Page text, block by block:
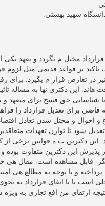
شهید بهشتی.
مختل م یگردد و تعهد یکی
بر قواعد قدیمی مثل لزوم
در تعارض قرار م یگیرد. برای
این دکتری نها به مساله
یا شناسایی حق فسخ برای متعهد و
برای تعدیل قرارداد را
احوال و مختل شدن تعادل
شود تا توازن تعهدات
دکترین ب ه قوانین برخی از
این دکترین متفاوت بوده
قابل مشاهده است. مقال هی
و با توجه به مطالع هی
تا با ابقای قرارداد به نحوی
ارتقای من افع تجاری به